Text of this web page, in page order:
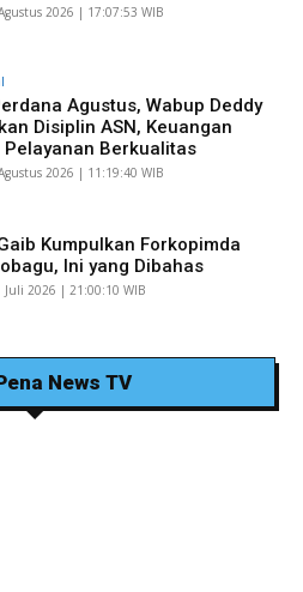
2026 | 17:07:53 WIB
Agustus, Wabup Deddy
Disiplin ASN, Keuangan
Pelayanan Berkualitas
2026 | 11:19:40 WIB
Kumpulkan Forkopimda
Ini yang Dibahas
Juli 2026 | 21:00:10 WIB
News TV